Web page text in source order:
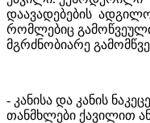
დაავადებების
რომლებიც
მგრძნობიარე
- კანისა და კანის
თანმხლები ქავილით